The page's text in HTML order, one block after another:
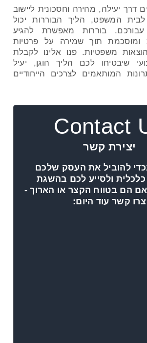
יעילה, מהירה וחסכונית ליישוב
המשפט, הליך הבוררות יכול
עבורכם. בוררות מאפשרת להגיע
ומוסכמת תוך שמירה על פרטיות
משפטיות. פנו אלינו לקבלת
שיבטיחו לכם הליך הוגן, יעיל
המותאמים לצרכים הייחודיים
Contact
יצירת קשר
להוביל את העסק שלכם
ולסייע לכם בהשגת
אם הם בטווח הקצר או הארוך -
צרו קשר עוד היום: